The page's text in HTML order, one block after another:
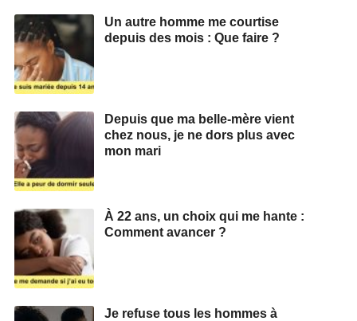
Un autre homme me courtise
depuis des mois : Que faire ?
Depuis que ma belle-mère vient
chez nous, je ne dors plus avec
mon mari
À 22 ans, un choix qui me hante :
Comment avancer ?
Je refuse tous les hommes à